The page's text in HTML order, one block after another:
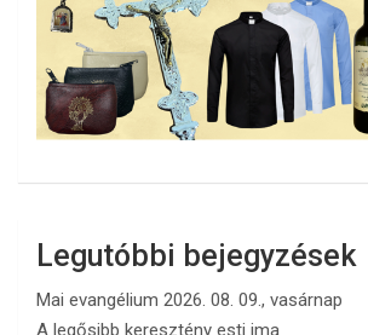
Legutóbbi bejegyzések
Mai evangélium 2026. 08. 09., vasárnap
A legősibb keresztény esti ima